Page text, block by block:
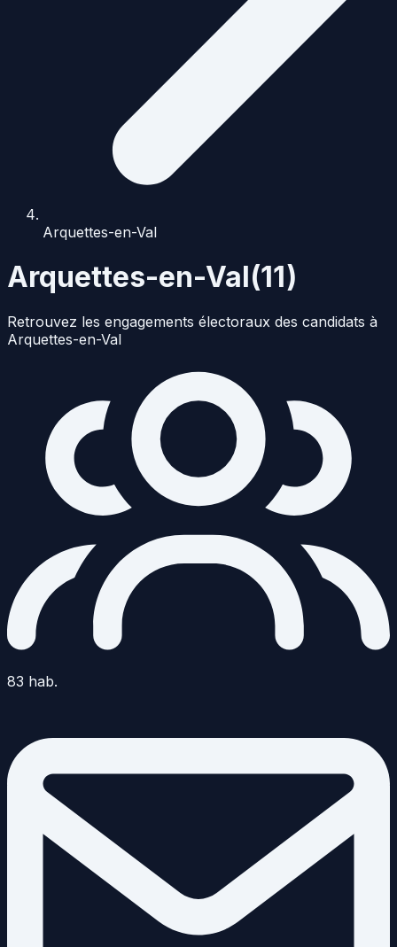
Arquettes-en-Val
Arquettes-en-Val(11)
Retrouvez les engagements électoraux des candidats à
Arquettes-en-Val
83 hab.